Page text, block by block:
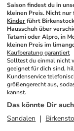
Saison findest du in
kleinen Preis. Nicht nur
Kinder führt
Hausschuh über
Tatami oder Alpro, in
kleinen Preis im
Kaufberatung garantiert
Solltest du einmal nicht
geeignet für dich sind,
Kundenservice
größengerecht aus,
kannst.
Das könnte Dir
Sandalen